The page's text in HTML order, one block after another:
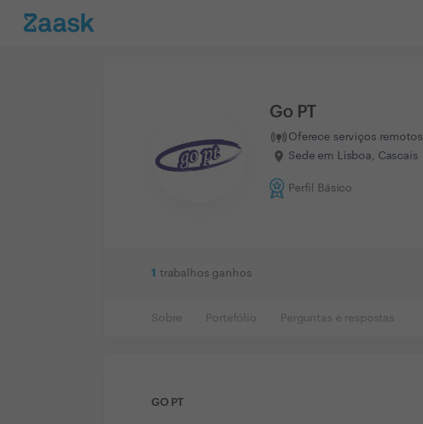
Go PT
Oferece serviços remotos
Sede em Lisboa, Cascais
Perfil Básico
1 trabalhos ganhos
Sobre Portefólio Perguntas e respostas
GO PT